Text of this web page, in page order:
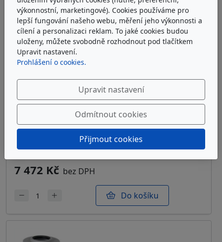
ARGO-HYTOS S2.1217-03K
Sítová filtrační vložka Argo-Hytos S2.1217-03K
7 472 Kč bez DPH
Do košíku
výkonnostní, marketingové). Cookies používáme pro
lepší fungování našeho webu, měření jeho výkonnosti a
cílení a personalizaci reklam. To jaké cookies budou
uloženy, můžete svobodně rozhodnout pod tlačítkem
Upravit nastavení.
Prohlášení o cookies.
Upravit nastavení
Odmítnout cookies
Přijmout cookies